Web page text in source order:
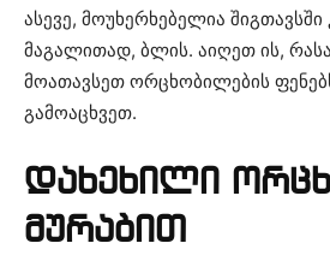
ასევე, მოუხერხებელია შიგთავსში
მაგალითად, ბლის. აიღეთ ის,
მოათავსეთ ორცხობილების
გამოაცხვეთ.
დახეხილი
მურაბით